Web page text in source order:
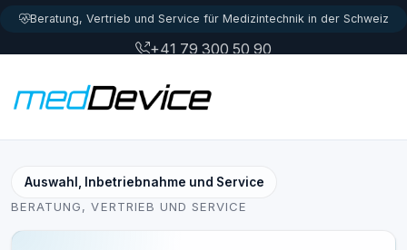
Zum Inhalt springen
Beratung, Vertrieb und Service für Medizintechnik in der Schweiz
+41 79 300 50 90
info@meddevice.ch
Login
Auswahl, Inbetriebnahme und Service
BERATUNG, VERTRIEB UND SERVICE